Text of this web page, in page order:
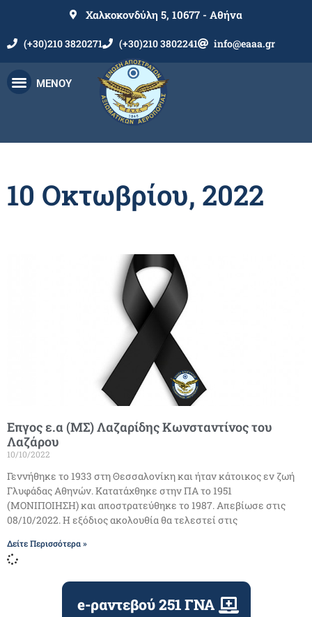
Χαλκοκονδύλη 5, 10677 - Αθήνα
(+30)210 3820271 (+30)210 3802241 info@eaaa.gr
ΜΕΝΟΥ
10 Οκτωβρίου, 2022
Επγος ε.α (ΜΣ) Λαζαρίδης Κωνσταντίνος του
Λαζάρου
10/10/2022
Γεννήθηκε το 1933 στη Θεσσαλονίκη και ήταν κάτοικος εν ζωή
Γλυφάδας Αθηνών. Κατατάχθηκε στην ΠΑ το 1951
(ΜΟΝΙΠΟΙΗΣΗ) και αποστρατεύθηκε το 1987. Απεβίωσε στις
08/10/2022. Η εξόδιος ακολουθία θα τελεστεί στις
Δείτε Περισσότερα »
e-ραντεβού 251 ΓΝΑ